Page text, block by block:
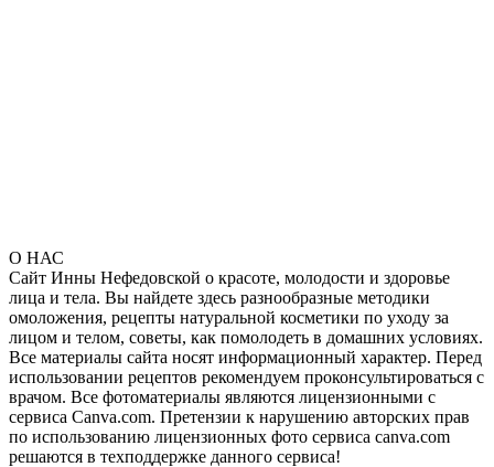
О НАС
Сайт Инны Нефедовской о красоте, молодости и здоровье
лица и тела. Вы найдете здесь разнообразные методики
омоложения, рецепты натуральной косметики по уходу за
лицом и телом, советы, как помолодеть в домашних условиях.
Все материалы сайта носят информационный характер. Перед
использовании рецептов рекомендуем проконсультироваться с
врачом. Все фотоматериалы являются лицензионными с
сервиса Canva.com. Претензии к нарушению авторских прав
по использованию лицензионных фото сервиса canva.com
решаются в техподдержке данного сервиса!